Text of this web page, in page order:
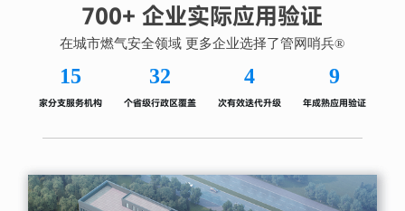
700+ 企业实际应用验证
在城市燃气安全领域 更多企业选择了管网哨兵®
家分支服务机构
15
个省级行政区覆盖
32
次有效迭代升级
4
年成熟应用验证
9